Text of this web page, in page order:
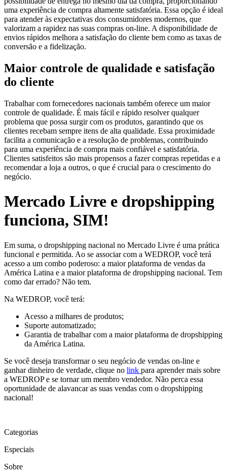
uma experiência de compra altamente satisfatória. Essa opção é ideal
para atender às expectativas dos consumidores modernos, que
valorizam a rapidez nas suas compras on-line. A disponibilidade de
envios rápidos melhora a satisfação do cliente bem como as taxas de
conversão e a fidelização.
Maior controle de qualidade e satisfação
do cliente
Trabalhar com fornecedores nacionais também oferece um maior
controle de qualidade. É mais fácil e rápido resolver qualquer
problema que possa surgir com os produtos, garantindo que os
clientes recebam sempre itens de alta qualidade. Essa proximidade
facilita a comunicação e a resolução de problemas, contribuindo
para uma experiência de compra mais confiável e satisfatória.
Clientes satisfeitos são mais propensos a fazer compras repetidas e a
recomendar a loja a outros, o que é crucial para o crescimento do
negócio.
Mercado Livre e dropshipping
funciona, SIM!
Em suma, o dropshipping nacional no Mercado Livre é uma prática
funcional e permitida. Ao se associar com a WEDROP, você terá
acesso a um combo poderoso: a maior plataforma de vendas da
América Latina e a maior plataforma de dropshipping nacional. Tem
como dar errado? Não tem.
Na WEDROP, você terá:
Acesso a milhares de produtos;
Suporte automatizado;
Garantia de trabalhar com a maior plataforma de dropshipping
da América Latina.
Se você deseja transformar o seu negócio de vendas on-line e
ganhar dinheiro de verdade, clique no link para aprender mais sobre
a WEDROP e se tornar um membro vendedor. Não perca essa
oportunidade de alavancar as suas vendas com o dropshipping
nacional!
Categorias
Especiais
Sobre